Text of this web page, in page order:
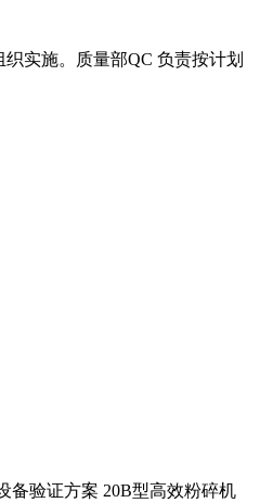
实施。质量部QC 负责按计划
备验证方案 20B型高效粉碎机